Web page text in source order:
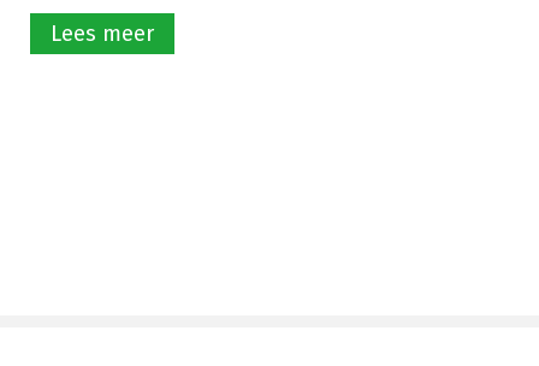
Lees meer